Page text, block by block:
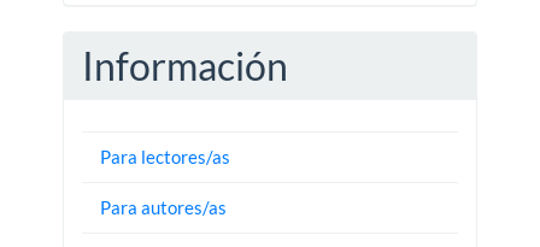
Información
Para lectores/as
Para autores/as